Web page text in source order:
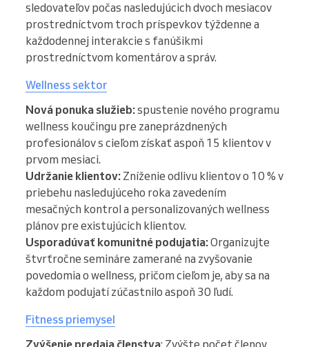
sledovateľov počas nasledujúcich dvoch mesiacov
prostredníctvom troch príspevkov týždenne a
každodennej interakcie s fanúšikmi
prostredníctvom komentárov a správ.
Wellness sektor
Nová ponuka služieb:spustenie nového programu
wellness koučingu pre zaneprázdnených
profesionálov s cieľom získať aspoň 15 klientov v
prvom mesiaci.
Udržanie klientov: Zníženie odlivu klientov o 10 % v
priebehu nasledujúceho roka zavedením
mesačných kontrol a personalizovaných wellness
plánov pre existujúcich klientov.
Usporadúvať komunitné podujatia:Organizujte
štvrťročne semináre zamerané na zvyšovanie
povedomia o wellness, pričom cieľom je, aby sa na
každom podujatí zúčastnilo aspoň 30 ľudí.
Fitness priemysel